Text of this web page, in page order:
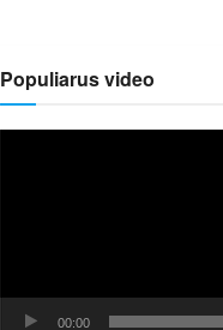
Populiarus video
00:00